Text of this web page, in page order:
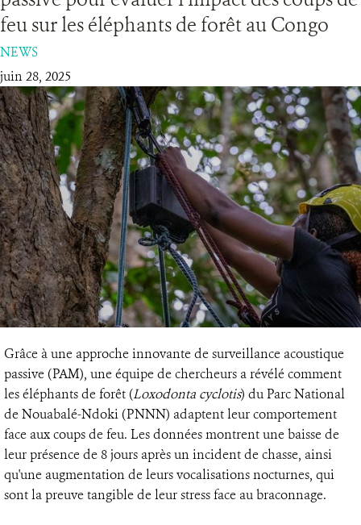
RESSOURCES
feu sur les éléphants de forêt au Congo
NEWS
juin 28, 2025
Grâce à une approche innovante de surveillance acoustique
passive (PAM), une équipe de chercheurs a révélé comment
les éléphants de forêt (Loxodonta cyclotis) du Parc National
de Nouabalé-Ndoki (PNNN) adaptent leur comportement
face aux coups de feu. Les données montrent une baisse de
leur présence de 8 jours après un incident de chasse, ainsi
qu'une augmentation de leurs vocalisations nocturnes, qui
sont la preuve tangible de leur stress face au braconnage.